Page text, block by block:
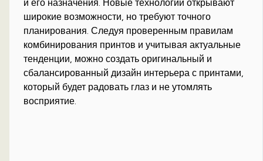
и его назначения. Новые технологии открывают
широкие возможности, но требуют точного
планирования. Следуя проверенным правилам
комбинирования принтов и учитывая актуальные
тенденции, можно создать оригинальный и
сбалансированный дизайн интерьера с принтами,
который будет радовать глаз и не утомлять
восприятие.